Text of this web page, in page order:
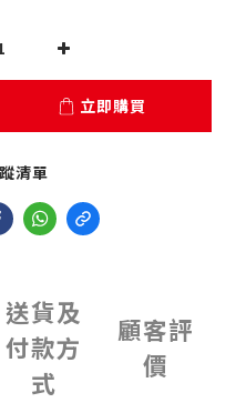
立即購買
清單
送貨及
付款方
式
顧客評
價